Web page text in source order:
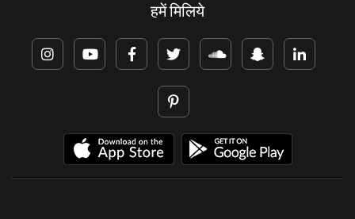
हमें मिलिये